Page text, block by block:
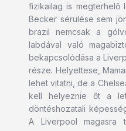
fizikailag is megterhelő
Becker sérülése sem
brazil nemcsak a
labdával való
bekapcsolódása a
része. Helyettese,
lehet vitatni, de a
kell helyeznie őt a
döntéshozatali
A Liverpool magasra